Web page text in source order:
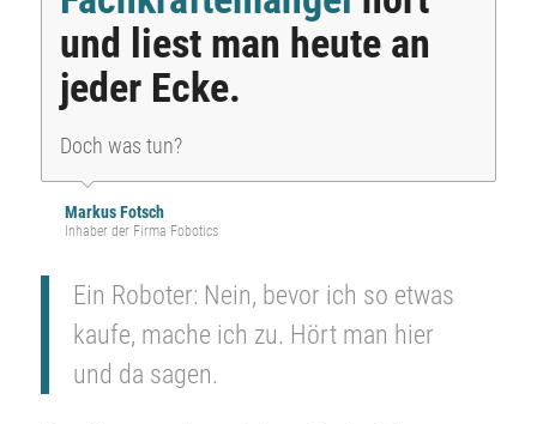
und liest man heute an
jeder Ecke.
Doch was tun?
Markus Fotsch
Inhaber der Firma Fobotics
Ein Roboter: Nein, bevor ich so etwas
kaufe, mache ich zu. Hört man hier
und da sagen.